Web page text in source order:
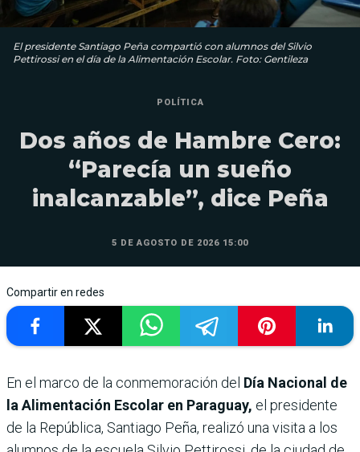
El presidente Santiago Peña compartió con alumnos del Silvio
Pettirossi en el día de la Alimentación Escolar. Foto: Gentileza
POLÍTICA
Dos años de Hambre Cero:
“Parecía un sueño
inalcanzable”, dice Peña
5 DE AGOSTO DE 2026 15:00
Compartir en redes
En el marco de la conmemoración del Día Nacional de
la Alimentación Escolar en Paraguay, el presidente
de la República, Santiago Peña, realizó una visita a los